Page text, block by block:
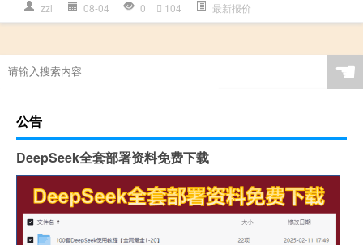
zzl 08-04 0 104 最新报价
☚
公告
DeepSeek全套部署资料免费下载